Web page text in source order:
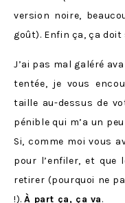
version noire,
goût). Enfin ça, ça
J’ai pas mal galéré
tentée, je vous
taille au-dessus de
pénible qui m’a un
Si, comme moi vous
pour l’enfiler, et que
retirer (pourquoi ne
!).À part ça, ça va.